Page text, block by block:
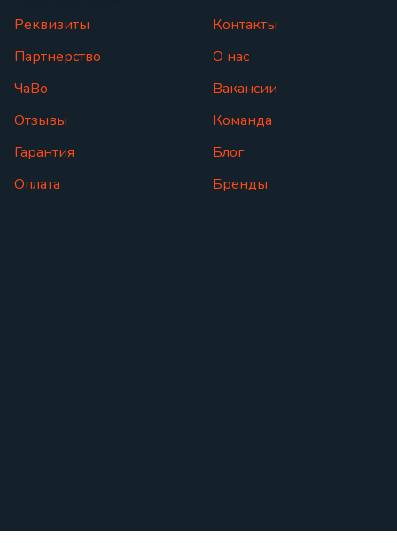
Реквизиты
Партнерство
ЧаВо
Отзывы
Гарантия
Оплата
Контакты
О нас
Вакансии
Команда
Блог
Бренды